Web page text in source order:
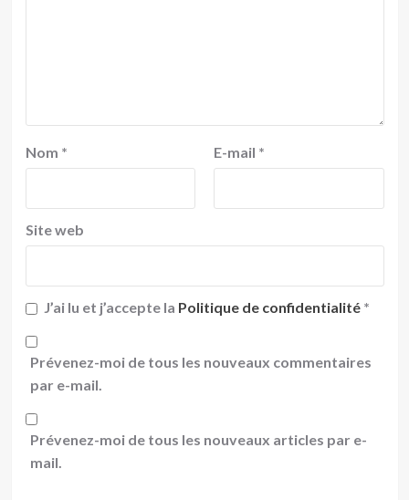
Nom * E-mail *
Site web
J’ai lu et j’accepte la Politique de confidentialité *
Prévenez-moi de tous les nouveaux commentaires
par e-mail.
Prévenez-moi de tous les nouveaux articles par e-
mail.